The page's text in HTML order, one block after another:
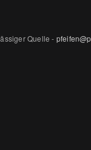
Quelle -